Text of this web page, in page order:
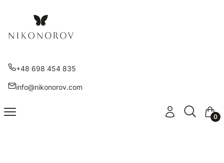
+48 698 454 835
info@nikonorov.com
Menu Zaloguj sięOtwórz
Szukaj